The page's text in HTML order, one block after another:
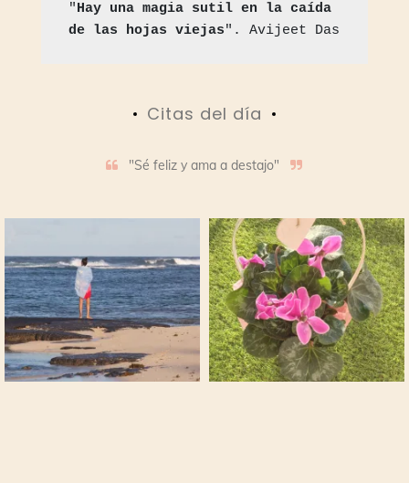
"Hay una magia sutil en la caída
de las hojas viejas". Avijeet Das
Citas del día
"Sé feliz y ama a destajo"